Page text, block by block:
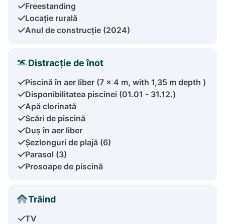
Freestanding
Locație rurală
Anul de construcție (2024)
Distracție de înot
Piscină în aer liber (7 x 4 m, with 1,35 m depth )
Disponibilitatea piscinei (01.01 - 31.12.)
Apă clorinată
Scări de piscină
Duș în aer liber
Șezlonguri de plajă (6)
Parasol (3)
Prosoape de piscină
Trăind
TV